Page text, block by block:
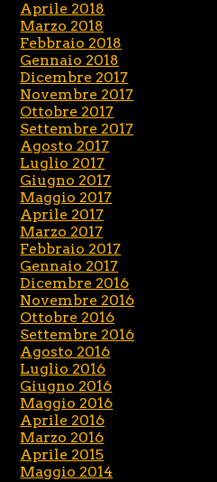
Aprile 2018
Marzo 2018
Febbraio 2018
Gennaio 2018
Dicembre 2017
Novembre 2017
Ottobre 2017
Settembre 2017
Agosto 2017
Luglio 2017
Giugno 2017
Maggio 2017
Aprile 2017
Marzo 2017
Febbraio 2017
Gennaio 2017
Dicembre 2016
Novembre 2016
Ottobre 2016
Settembre 2016
Agosto 2016
Luglio 2016
Giugno 2016
Maggio 2016
Aprile 2016
Marzo 2016
Aprile 2015
Maggio 2014